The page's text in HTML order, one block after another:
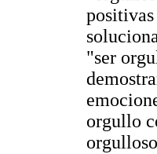
"ser
orgullo